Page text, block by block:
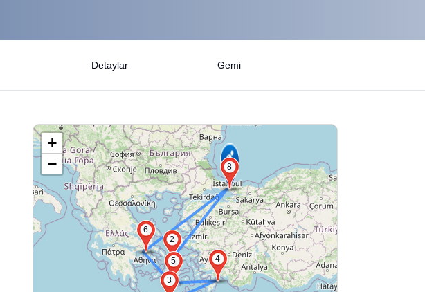
Detaylar Gemi
2
3
4
5
6
8
+
−